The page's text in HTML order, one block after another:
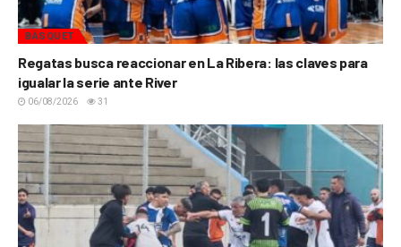
BÁSQUET
Regatas busca reaccionar en La Ribera: las claves para
igualar la serie ante River
06/08/2026 31